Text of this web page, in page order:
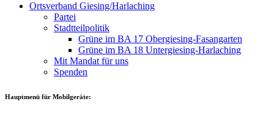
Ortsverband Giesing/Harlaching
Partei
Stadtteilpolitik
Grüne im BA 17 Obergiesing-Fasangarten
Grüne im BA 18 Untergiesing-Harlaching
Mit Mandat für uns
Spenden
Hauptmenü für Mobilgeräte: